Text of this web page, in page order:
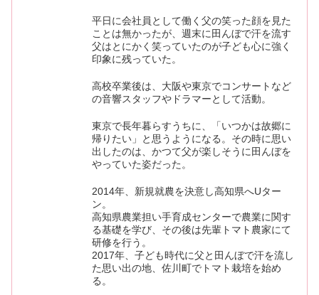
平日に会社員として働く父の笑った顔を見た
ことは無かったが、週末に田んぼで汗を流す
父はとにかく笑っていたのが子ども心に強く
印象に残っていた。
高校卒業後は、大阪や東京でコンサートなど
の音響スタッフやドラマーとして活動。
東京で長年暮らすうちに、「いつかは故郷に
帰りたい」と思うようになる。その時に思い
出したのは、かつて父が楽しそうに田んぼを
やっていた姿だった。
2014年、新規就農を決意し高知県へUター
ン。
高知県農業担い手育成センターで農業に関す
る基礎を学び、その後は先輩トマト農家にて
研修を行う。
2017年、子ども時代に父と田んぼで汗を流し
た思い出の地、佐川町でトマト栽培を始め
る。